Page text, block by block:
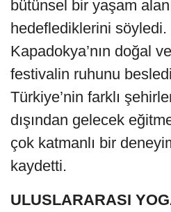
bütünsel bir yaşam
hedeflediklerini söyledi.
Kapadokya’nın doğal
festivalin ruhunu
Türkiye’nin farklı
dışından gelecek
çok katmanlı bir
kaydetti.
ULUSLARARASI